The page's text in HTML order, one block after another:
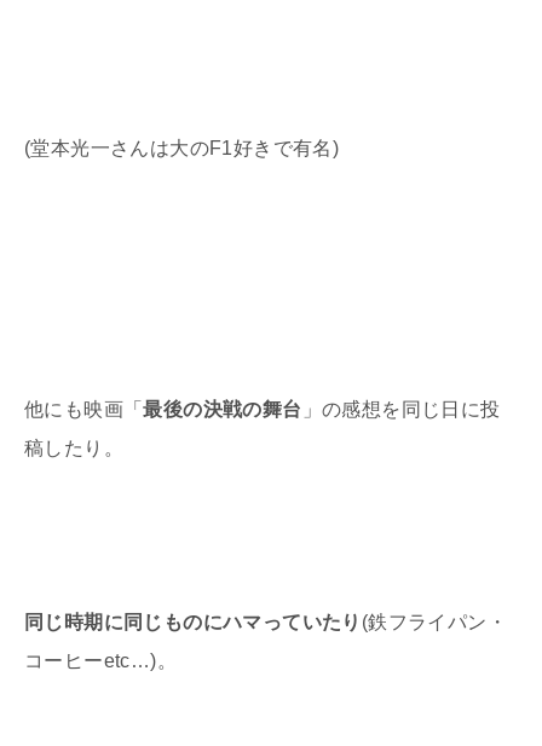
(堂本光一さんは大のF1好きで有名)
他にも映画「最後の決戦の舞台 」の感想を同じ日に投
稿したり。
同じ時期に同じものにハマっていたり (鉄フライパン・
コーヒーetc…)。